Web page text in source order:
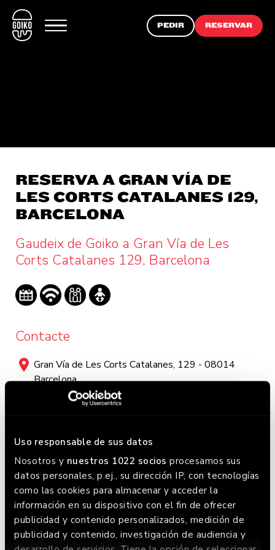
Uso responsable de sus datos
Nosotros y nuestros 1022 socios procesamos sus
datos personales, p.ej., su dirección IP, con tecnologías
como las cookies para almacenar y acceder la
información en su dispositivo con el fin de ofrecer
publicidad y contenido personalizados, medición de
publicidad y contenido, investigación de audiencia y
PEDIR RESERVAR
RESERVA A GRAN VÍA DE
LES CORTS CATALANES 129,
BARCELONA
Gaudeix de Goiko a Gran Vía de Les
Corts Catalanes 129, Barcelona
Contacte
Gran Vía de Les Corts Catalanes, 129 - 08014
Barcelona
+(34) 937 37 82 09
Horari
Lunes a Domingo:
Domingos a Jueves de 13:00 a 23:00 / Viernes a Sábado
de 13:00 a 23:30. Este horario puede variar, chequea en
Google donde siempre lo tenemos actualizado.